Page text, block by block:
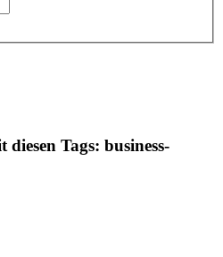
diesen Tags: business-